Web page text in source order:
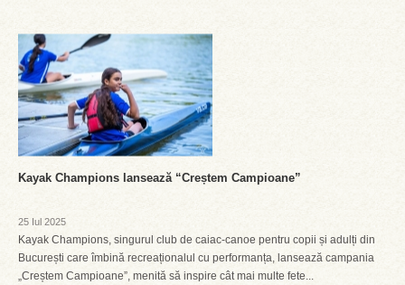
Kayak Champions lansează “Creștem Campioane”
25 Iul 2025
Kayak Champions, singurul club de caiac-canoe pentru copii și adulți din
București care îmbină recreaționalul cu performanța, lansează campania
„Creștem Campioane”, menită să inspire cât mai multe fete...